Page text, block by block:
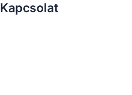
Kapcsolat